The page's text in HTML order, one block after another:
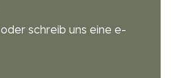
oder schreib uns eine e-